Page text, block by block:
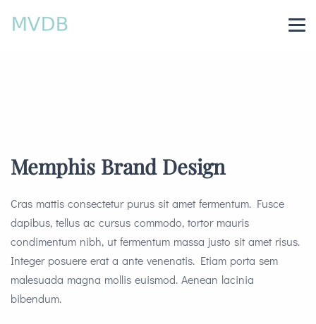
Memphis Brand Design
Cras mattis consectetur purus sit amet fermentum. Fusce
dapibus, tellus ac cursus commodo, tortor mauris
condimentum nibh, ut fermentum massa justo sit amet risus.
Integer posuere erat a ante venenatis. Etiam porta sem
malesuada magna mollis euismod. Aenean lacinia
bibendum.